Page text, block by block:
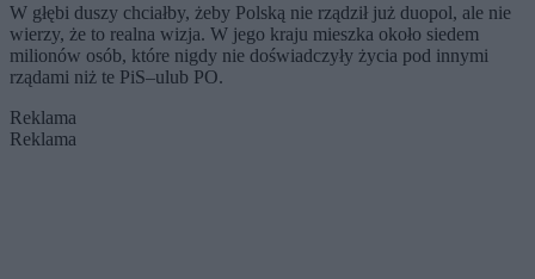
W głębi duszy chciałby, żeby Polską nie rządził już duopol, ale nie
wierzy, że to realna wizja. W jego kraju mieszka około siedem
milionów osób, które nigdy nie doświadczyły życia pod innymi
rządami niż te PiS–ulub PO.
Reklama
Reklama